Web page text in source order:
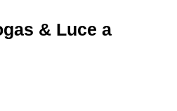
& Luce a